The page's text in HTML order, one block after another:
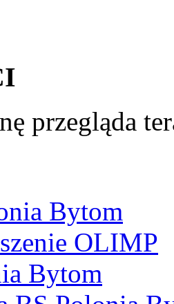
przegląda
Bytom
OLIMP
Bytom